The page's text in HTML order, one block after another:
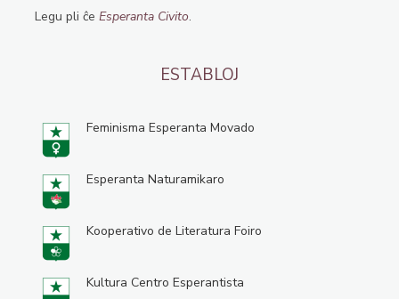
Legu pli ĉe Esperanta Civito.
ESTABLOJ
Feminisma Esperanta Movado
Esperanta Naturamikaro
Kooperativo de Literatura Foiro
Kultura Centro Esperantista